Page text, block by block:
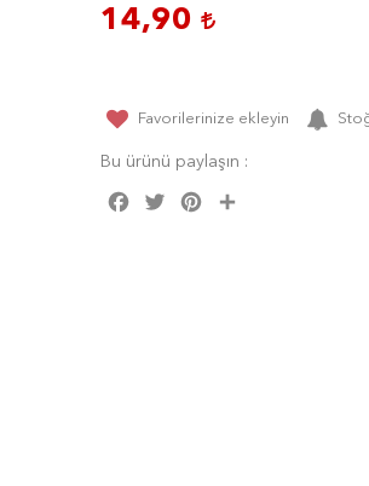
14,90
Favorilerinize ekleyin
Bu ürünü paylaşın :
Facebook
Twitter Pinterest